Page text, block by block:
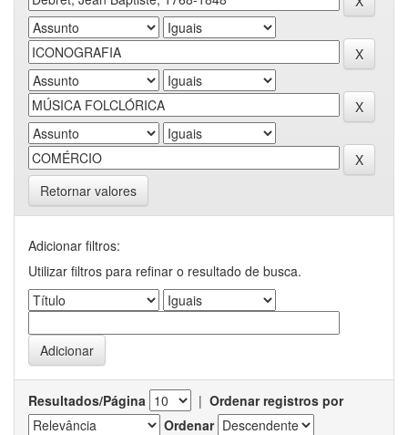
Retornar valores
Adicionar filtros:
Utilizar filtros para refinar o resultado de busca.
Resultados/Página | Ordenar registros por
Ordenar